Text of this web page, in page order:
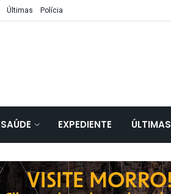
Últimas Polícia
SAÚDE EXPEDIENTE ÚLTIMAS